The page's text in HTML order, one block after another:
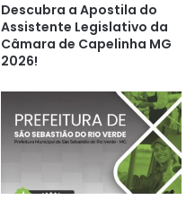
Descubra a Apostila do
Assistente Legislativo da
Câmara de Capelinha MG
2026!